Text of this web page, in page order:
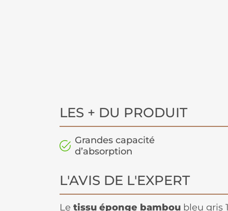
LES + DU PRODUIT
Grandes capacité
d’absorption
L'AVIS DE L'EXPERT
Le tissu éponge bambou bleu gris